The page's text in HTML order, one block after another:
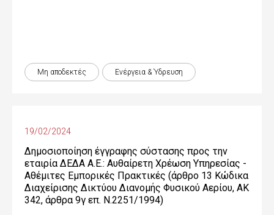
Μη αποδεκτές Ενέργεια & Ύδρευση
19/02/2024
Δημοσιοποίηση έγγραφης σύστασης προς την
εταιρία ΔΕΔΑ Α.Ε.: Αυθαίρετη Χρέωση Υπηρεσίας -
Αθέμιτες Εμπορικές Πρακτικές (άρθρο 13 Κώδικα
Διαχείρισης Δικτύου Διανομής Φυσικού Αερίου, ΑΚ
342, άρθρα 9γ επ. Ν.2251/1994)